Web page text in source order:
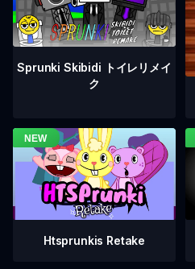
Sprunki Skibidi トイレリメイ
ク
Htsprunkis Retake